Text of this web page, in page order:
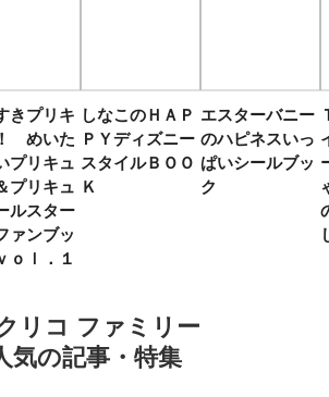
きプリキ
めいた
プリキュ
プリキュ
ルスター
ンブッ
ｌ．１
しなこのＨＡＰ
ＰＹディズニー
スタイルＢＯＯ
Ｋ
エスターバニー
のハピネスいっ
ぱいシールブッ
ク
リコ ファミリー
気の記事・特集